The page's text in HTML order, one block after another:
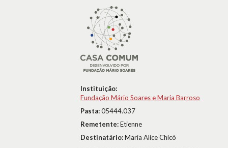
Instituição:
Fundação Mário Soares e Maria Barroso
Pasta:05444.037
Remetente:Etienne
Destinatário:Maria Alice Chicó